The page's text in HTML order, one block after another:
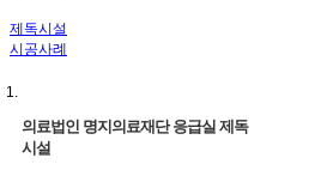
제독시설
시공사례
의료법인 명지의료재단 응급실 제독
시설